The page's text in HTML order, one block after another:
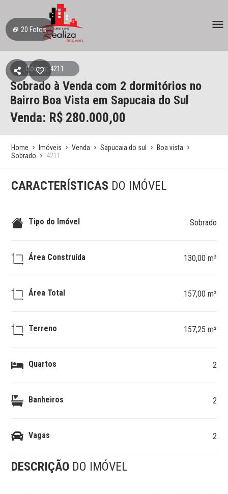
20 Fotos
Código: 4211
Sobrado à Venda com 2 dormitórios no
Bairro Boa Vista em Sapucaia do Sul
Venda: R$ 280.000,00
Home Imóveis Venda Sapucaia do sul
Boa vista
Sobrado
4211
CARACTERÍSTICAS DO IMÓVEL
Tipo do Imóvel Sobrado
Área Construída 130,00 m²
Área Total 157,00 m²
Terreno 157,25 m²
Quartos 2
Banheiros 2
Vagas 2
DESCRIÇÃO DO IMÓVEL